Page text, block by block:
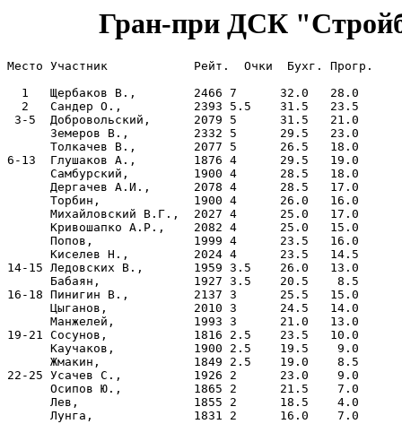
Гран-при ДСК
Место Участник            Рейт.  Очки  Бухг. Прогр.
  1   Щербаков В.,        2466 7      32.0   28.0
  2   Сандер О.,          2393 5.5    31.5   23.5
3-5  Добровольский,      2079 5      31.5   21.0
      Земеров В.,         2332 5      29.5   23.0
      Толкачев В.,        2077 5      26.5   18.0
6-13  Глушаков А.,        1876 4      29.5   19.0
      Самбурский,         1900 4      28.5   18.0
      Дергачев А.И.,      2078 4      28.5   17.0
      Торбин,             1900 4      26.0   16.0
      Михайловский В.Г.,  2027 4      25.0   17.0
      Кривошапко А.Р.,    2082 4      25.0   15.0
      Попов,              1999 4      23.5   16.0
      Киселев Н.,         2024 4      23.5   14.5
14-15 Ледовских В.,       1959 3.5    26.0   13.0
      Бабаян,             1927 3.5    20.5    8.5
16-18 Пинигин В.,         2137 3      25.5   15.0
      Цыганов,            2010 3      24.5   14.0
      Манжелей,           1993 3      21.0   13.0
19-21 Сосунов,            1816 2.5    23.5   10.0
      Каучаков,           1900 2.5    19.5    9.0
      Жмакин,             1849 2.5    19.0    8.5
22-25 Усачев С.,          1926 2      23.0    9.0
      Осипов Ю.,          1865 2      21.5    7.0
      Лев,                1855 2      18.5    4.0
      Лунга,              1831 2      16.0    7.0